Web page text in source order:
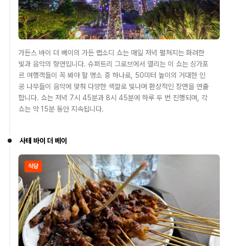
가든스 바이 더 베이의 가든 랩소디 쇼는 매일 저녁 펼쳐지는 화려한
빛과 음악의 향연입니다. 슈퍼트리 그로브에서 열리는 이 쇼는 싱가포
르 여행객들이 꼭 봐야 할 명소 중 하나로, 50미터 높이의 거대한 인
공 나무들이 음악에 맞춰 다양한 색깔로 빛나며 환상적인 장면을 연출
합니다. 쇼는 저녁 7시 45분과 8시 45분에 하루 두 번 진행되며, 각
쇼는 약 15분 동안 지속됩니다.
사테 바이 더 베이
식당